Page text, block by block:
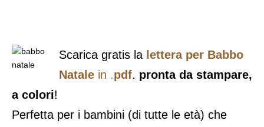
Scarica gratis la lettera per Babbo
Natale in .pdf. pronta da stampare,
a colori!
Perfetta per i bambini (di tutte le età) che